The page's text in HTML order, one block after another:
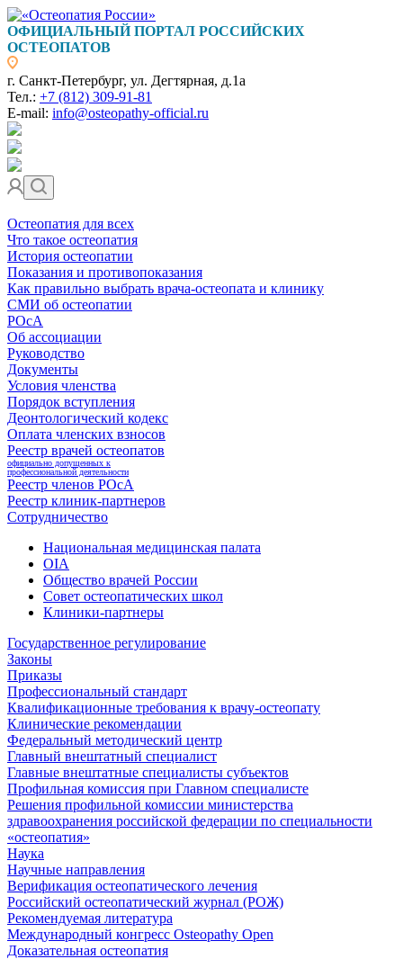
ОФИЦИАЛЬНЫЙ ПОРТАЛ РОССИЙСКИХ
ОСТЕОПАТОВ
г. Санкт-Петербург, ул. Дегтярная, д.1а
Тел.: +7 (812) 309-91-81
E-mail: info@osteopathy-official.ru
Остеопатия для всех
Что такое остеопатия
История остеопатии
Показания и противопоказания
Как правильно выбрать врача-остеопата и клинику
СМИ об остеопатии
РОсА
Об ассоциации
Руководство
Документы
Условия членства
Порядок вступления
Деонтологический кодекс
Оплата членских взносов
Реестр врачей остеопатов
официально допущенных к
профессиональной деятельности
Реестр членов РОсА
Реестр клиник-партнеров
Сотрудничество
Национальная медицинская палата
OIA
Общество врачей России
Совет остеопатических школ
Клиники-партнеры
Государственное регулирование
Законы
Приказы
Профессиональный стандарт
Квалификационные требования к врачу-остеопату
Клинические рекомендации
Федеральный методический центр
Главный внештатный специалист
Главные внештатные специалисты субъектов
Профильная комиссия при Главном специалисте
Решения профильной комиссии министерства
здравоохранения российской федерации по специальности
«остеопатия»
Наука
Научные направления
Верификация остеопатического лечения
Российский остеопатический журнал (РОЖ)
Рекомендуемая литература
Международный конгресс Osteopathy Open
Доказательная остеопатия